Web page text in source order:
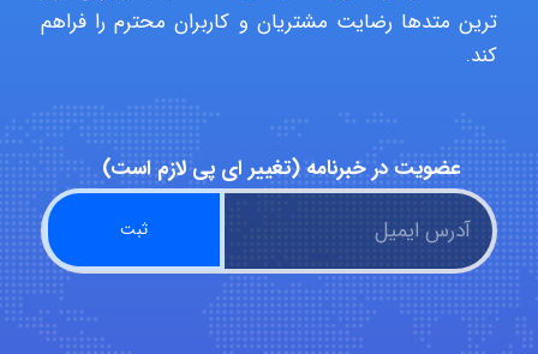
abolfazlkoshehe
abolfazlkoshehe
A.balandeh
fatima
ترین متدها رضایت مشتریان و کاربران محترم را فراهم
کند.
عضویت در خبرنامه (تغییر ای پی لازم است)